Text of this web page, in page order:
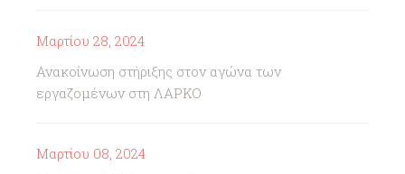
Μαρτίου 28, 2024
Ανακοίνωση στήριξης στον αγώνα των
εργαζομένων στη ΛΑΡΚΟ
Μαρτίου 08, 2024